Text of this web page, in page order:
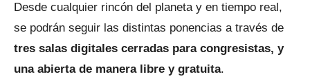
Desde cualquier rincón del planeta y en tiempo real,
se podrán seguir las distintas ponencias a través de
tres salas digitales cerradas para congresistas, y
una abierta de manera libre y gratuita.